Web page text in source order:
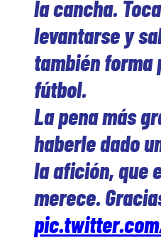
la cancha.
levantarse y
también forma
fútbol.
La pena más
haberle dado
la afición, que
merece.